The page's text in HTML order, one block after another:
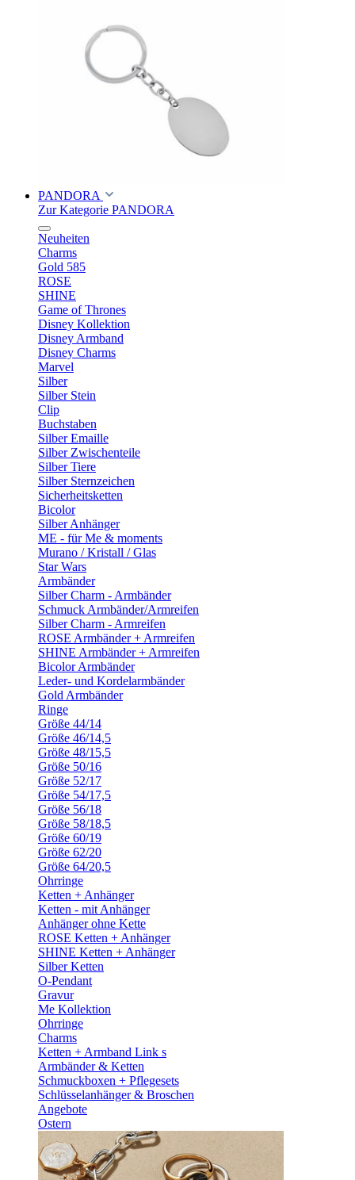
PANDORA
Zur Kategorie PANDORA
Neuheiten
Charms
Gold 585
ROSE
SHINE
Game of Thrones
Disney Kollektion
Disney Armband
Disney Charms
Marvel
Silber
Silber Stein
Clip
Buchstaben
Silber Emaille
Silber Zwischenteile
Silber Tiere
Silber Sternzeichen
Sicherheitsketten
Bicolor
Silber Anhänger
ME - für Me & moments
Murano / Kristall / Glas
Star Wars
Armbänder
Silber Charm - Armbänder
Schmuck Armbänder/Armreifen
Silber Charm - Armreifen
ROSE Armbänder + Armreifen
SHINE Armbänder + Armreifen
Bicolor Armbänder
Leder- und Kordelarmbänder
Gold Armbänder
Ringe
Größe 44/14
Größe 46/14,5
Größe 48/15,5
Größe 50/16
Größe 52/17
Größe 54/17,5
Größe 56/18
Größe 58/18,5
Größe 60/19
Größe 62/20
Größe 64/20,5
Ohrringe
Ketten + Anhänger
Ketten - mit Anhänger
Anhänger ohne Kette
ROSE Ketten + Anhänger
SHINE Ketten + Anhänger
Silber Ketten
O-Pendant
Gravur
Me Kollektion
Ohrringe
Charms
Ketten + Armband Link s
Armbänder & Ketten
Schmuckboxen + Pflegesets
Schlüsselanhänger & Broschen
Angebote
Ostern